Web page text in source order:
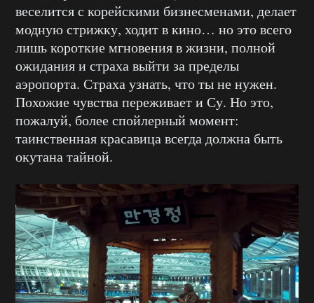
веселится с корейскими бизнесменами, делает
модную стрижку, ходит в кино… но это всего
лишь короткие мгновения в жизни, полной
ожидания и страха выйти за пределы
аэропорта. Страха узнать, что ты не нужен.
Похожие чувства переживает и Су. Но это,
пожалуй, более спойлерный момент:
таинственная красавица всегда должна быть
окутана тайной.